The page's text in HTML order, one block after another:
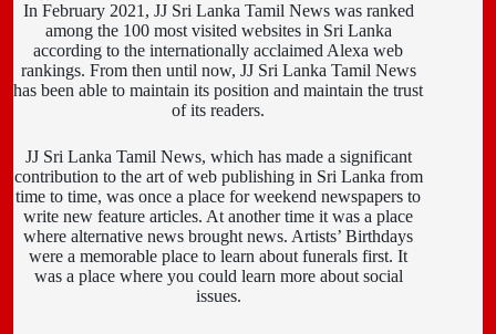
In February 2021, JJ Sri Lanka Tamil News was ranked
among the 100 most visited websites in Sri Lanka
according to the internationally acclaimed Alexa web
rankings. From then until now, JJ Sri Lanka Tamil News
has been able to maintain its position and maintain the trust
of its readers.
JJ Sri Lanka Tamil News, which has made a significant
contribution to the art of web publishing in Sri Lanka from
time to time, was once a place for weekend newspapers to
write new feature articles. At another time it was a place
where alternative news brought news. Artists’ Birthdays
were a memorable place to learn about funerals first. It
was a place where you could learn more about social
issues.